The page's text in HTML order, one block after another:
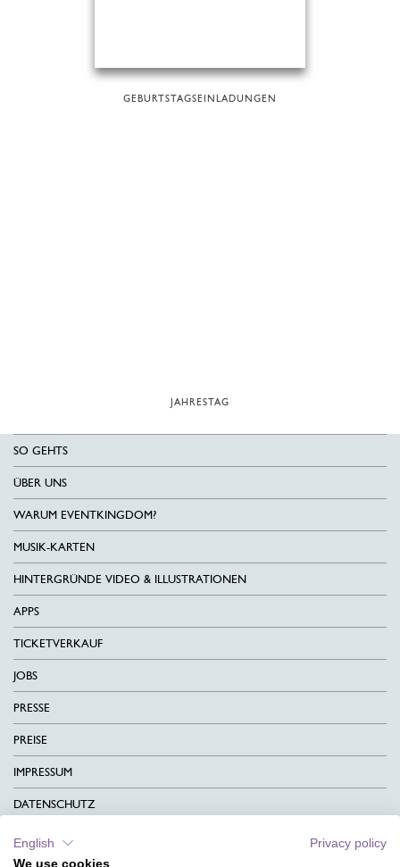
GEBURTSTAGSEINLADUNGEN
JAHRESTAG
SO GEHTS
ÜBER UNS
WARUM EVENTKINGDOM?
MUSIK-KARTEN
HINTERGRÜNDE VIDEO & ILLUSTRATIONEN
APPS
TICKETVERKAUF
JOBS
PRESSE
PREISE
IMPRESSUM
DATENSCHUTZ
KONTAKT
English
Privacy policy
We use cookies